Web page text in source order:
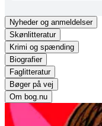
Nyhederog anmeldelser
Skønlitteratur
Krimi og spænding
Biografier
Faglitteratur
Bøger på vej
Om bog.nu